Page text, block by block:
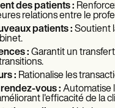
des patients :
relations entre le
patients : Soutient
: Garantit un
: Rationalise les
vous : Automatise
l'efficacité de la